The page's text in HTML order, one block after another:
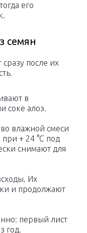
его
семян
после их
в
соке алоэ.
влажной смеси
при + 24 °C под
снимают для
Их
и продолжают
первый лист
год.